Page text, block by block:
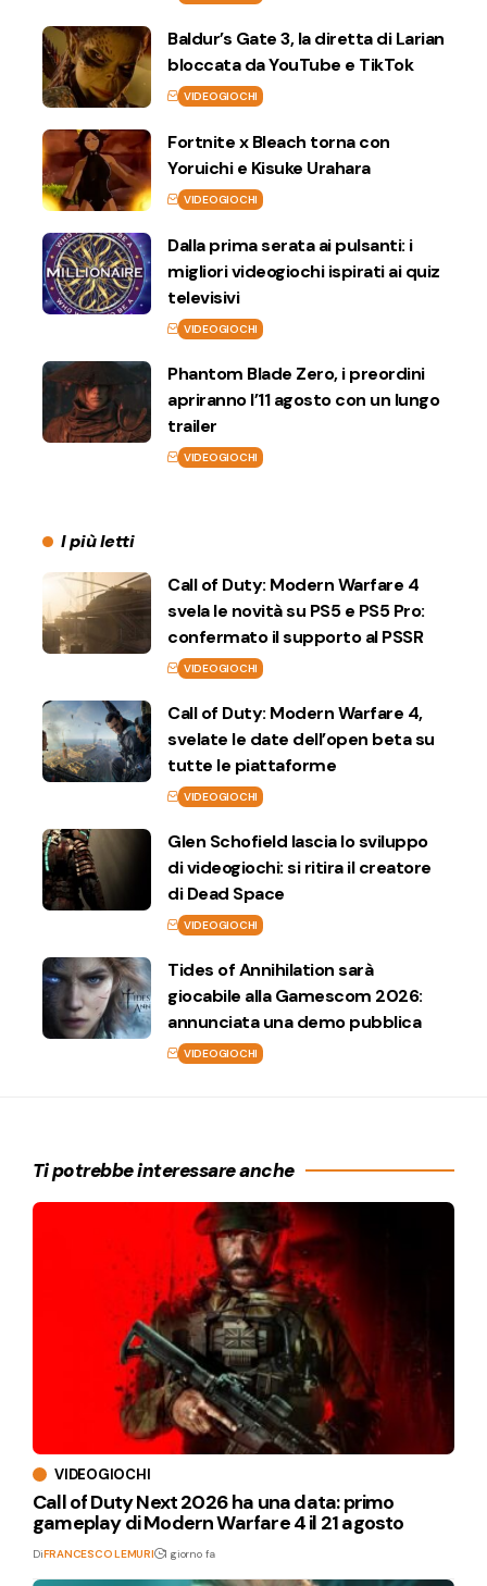
Baldur’s Gate 3, la diretta di Larian
bloccata da YouTube e TikTok
VIDEOGIOCHI
Fortnite x Bleach torna con
Yoruichi e Kisuke Urahara
VIDEOGIOCHI
Dalla prima serata ai pulsanti: i
migliori videogiochi ispirati ai quiz
televisivi
VIDEOGIOCHI
Phantom Blade Zero, i preordini
apriranno l’11 agosto con un lungo
trailer
VIDEOGIOCHI
I più letti
Call of Duty: Modern Warfare 4
svela le novità su PS5 e PS5 Pro:
confermato il supporto al PSSR
VIDEOGIOCHI
Call of Duty: Modern Warfare 4,
svelate le date dell’open beta su
tutte le piattaforme
VIDEOGIOCHI
Glen Schofield lascia lo sviluppo
di videogiochi: si ritira il creatore
di Dead Space
VIDEOGIOCHI
Tides of Annihilation sarà
giocabile alla Gamescom 2026:
annunciata una demo pubblica
VIDEOGIOCHI
Ti potrebbe interessare anche
VIDEOGIOCHI
Call of Duty Next 2026 ha una data: primo
gameplay di Modern Warfare 4 il 21 agosto
DiFRANCESCO LEMURI 1 giorno fa